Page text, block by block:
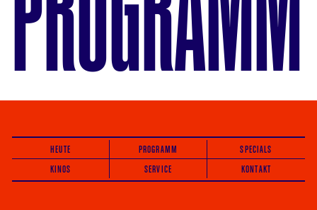
HEUTE PROGRAMM
SPECIALS
KINOS
SERVICE KONTAKT